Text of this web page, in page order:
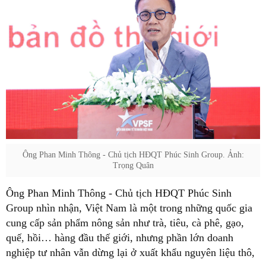
Ông Phan Minh Thông - Chủ tịch HĐQT Phúc Sinh Group. Ảnh:
Trọng Quân
Ông Phan Minh Thông - Chủ tịch HĐQT Phúc Sinh
Group nhìn nhận, Việt Nam là một trong những quốc gia
cung cấp sản phẩm nông sản như trà, tiêu, cà phê, gạo,
quế, hồi… hàng đầu thế giới, nhưng phần lớn doanh
nghiệp tư nhân vẫn dừng lại ở xuất khẩu nguyên liệu thô,